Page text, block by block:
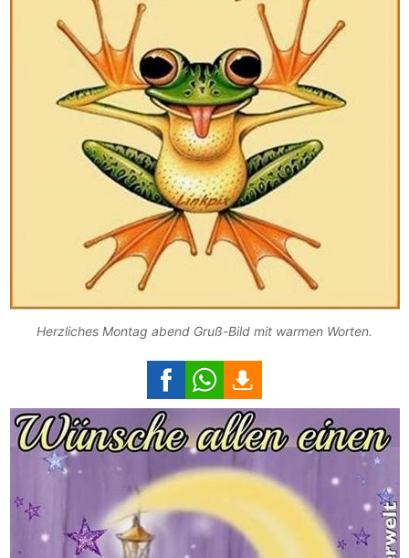
Herzliches Montag abend Gruß-Bild mit warmen Worten.